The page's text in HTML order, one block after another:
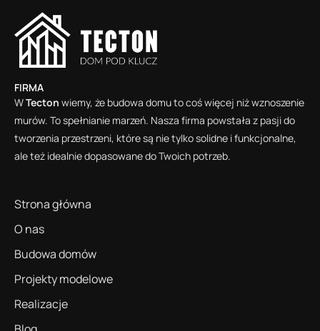
FIRMA
WTecton wiemy, że budowa domu to coś więcej niż wznoszenie
murów. To spełnianie marzeń. Nasza firma powstała z pasji do
tworzenia przestrzeni, które są nie tylko solidne i funkcjonalne,
ale też idealnie dopasowane do Twoich potrzeb.
Strona główna
O nas
Budowa domów
Projekty modelowe
Realizacje